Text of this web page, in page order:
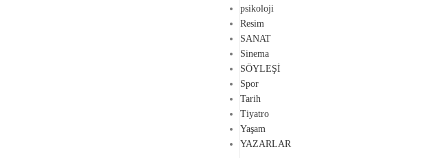
psikoloji
Resim
SANAT
Sinema
SÖYLEŞİ
Spor
Tarih
Tiyatro
Yaşam
YAZARLAR